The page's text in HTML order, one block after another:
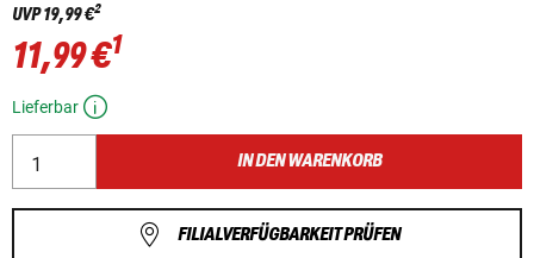
UVP19,99 €2
11,99 €1
Lieferbar
IN DEN WARENKORB
FILIALVERFÜGBARKEIT PRÜFEN